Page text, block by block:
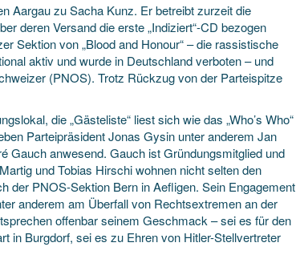
Aargau zu Sacha Kunz. Er betreibt zurzeit die
deren Versand die erste „Indiziert“-CD bezogen
Sektion von „Blood and Honour“ – die rassistische
aktiv und wurde in Deutschland verboten – und
(PNOS). Trotz Rückzug von der Parteispitze
die „Gästeliste“ liest sich wie das „Who’s Who“
Parteipräsident Jonas Gysin unter anderem Jan
Gauch anwesend. Gauch ist Gründungsmitglied und
und Tobias Hirschi wohnen nicht selten den
der PNOS-Sektion Bern in Aefligen. Sein Engagement
anderem am Überfall von Rechtsextremen an der
offenbar seinem Geschmack – sei es für den
in Burgdorf, sei es zu Ehren von Hitler-Stellvertreter